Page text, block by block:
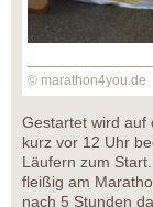
© marathon4you.de
Gestartet wird auf
kurz vor 12 Uhr
Läufern zum
fleißig am
nach 5 Stunden